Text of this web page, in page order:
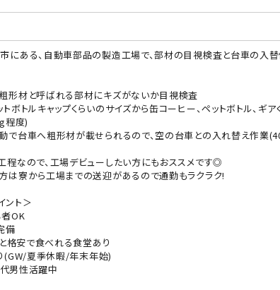
にある、自動車部品の製造工場で、部材の目視検査と台車の入替
形材と呼ばれる部材にキズがないか目視検査
ボトルキャップくらいのサイズから缶コーヒー、ペットボトル、ギ
程度)
で台車へ粗形材が載せられるので、空の台車との入れ替え作業
なので、工場デビューしたい方にもおススメです◎
は寮から工場までの送迎があるので通勤もラクラク!
ント＞
者OK
備
格安で食べれる食堂あり
(GW/夏季休暇/年末年始)
男性活躍中